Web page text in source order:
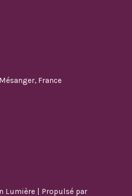
France
Lumière | Propulsé par